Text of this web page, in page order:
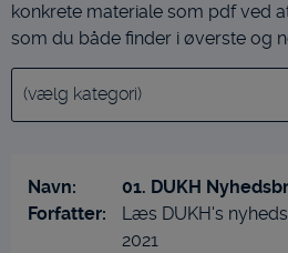
konkrete materiale som pdf ved
som du både finder i øverste og
kategori
01. DUKH
Læs DUKH's
2021